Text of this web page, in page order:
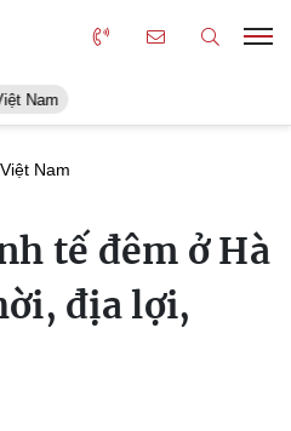
Nam
Việt Nam
tế đêm ở Hà
địa lợi,